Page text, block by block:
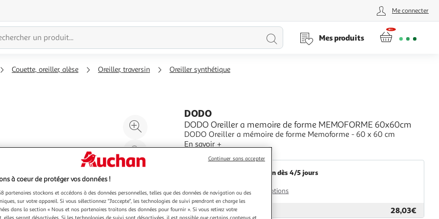
Me connecter
Lancer
Mes produits
Couette, oreiller, alèse Oreiller, traversin Oreiller synthétique
Agrandir
l'illustration
à
200%
Réduire
l'illustration
100
%
le
produit
DODO
DODO Oreiller a memoire de forme MEMOFORME 60x60cm
DODO Oreiller a mémoire de forme Memoforme - 60 x 60 cm
En savoir +
Livraison dès 4/5 jours
Plus d'options
Vendu par2KINGS 28,03€
à coeur de protéger vos données !
partenaires stockons et accédons à des données personnelles, telles que des données de navigation ou des
sur votre appareil. Si vous sélectionnez "J'accepte", les technologies de suivi prendront en charge les
dans la section « Nous et nos partenaires traitons des données pour fournir ». Si vous retirez votre
elles seront désactivées. Si les technologies de suivi sont désactivées, il est possible que certains contenus et
Continuer sans accepter